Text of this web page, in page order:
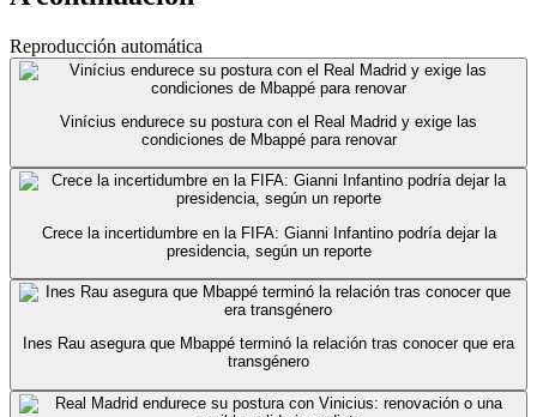
Reproducción automática
Vinícius endurece su postura con el Real Madrid y exige las
condiciones de Mbappé para renovar
Crece la incertidumbre en la FIFA: Gianni Infantino podría dejar la
presidencia, según un reporte
Ines Rau asegura que Mbappé terminó la relación tras conocer que era
transgénero